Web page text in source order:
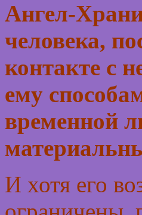
Ангел-
человека,
контакте с
ему
временной
И хотя его